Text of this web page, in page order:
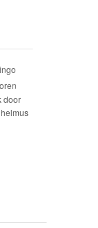
door